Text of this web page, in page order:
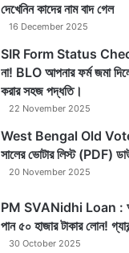
দেখেনিন কাদের নাম বাদ গেল
16 December 2025
SIR Form Status
না! BLO আপনার ফর্ম জমা
করার সহজ পদ্ধতি।
22 November 2025
West Bengal Old
সালের ভোটার লিস্ট (PDF)
20 November 2025
PM SVANidhi Loan :
পান ৫০ হাজার টাকার লোন!
30 October 2025